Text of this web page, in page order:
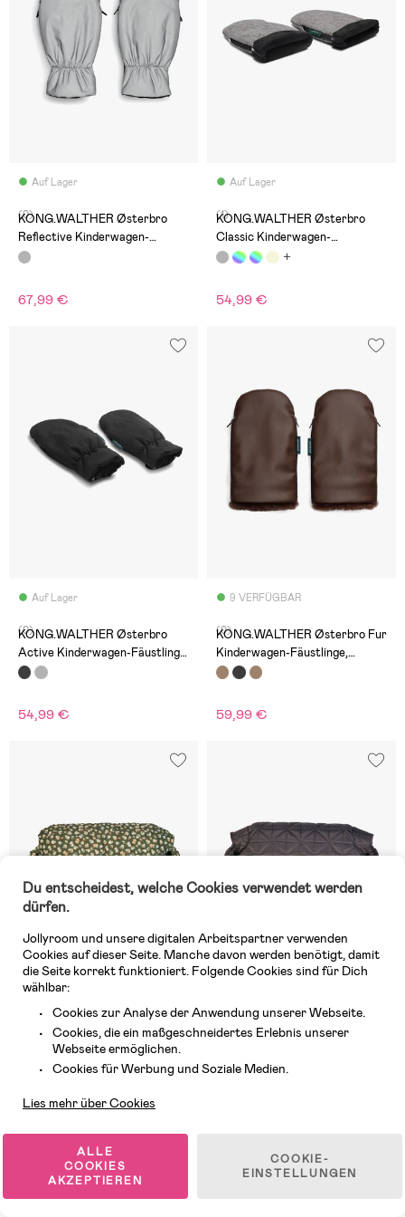
Auf Lager
(0)
KONG.WALTHER Østerbro
Reflective Kinderwagen-
Fäustlinge, Grey
67,99 €
Auf Lager
(1)
KONG.WALTHER Østerbro
Classic Kinderwagen-
Fäustlinge, Grey Morning
54,99 €
Auf Lager
(0)
KONG.WALTHER Østerbro
Active Kinderwagen-Fäustlinge,
Schwarz
54,99 €
9 VERFÜGBAR
(0)
KONG.WALTHER Østerbro Fur
Kinderwagen-Fäustlinge,
Chocolate Brown
59,99 €
Auf Lager
Oh, Poppy! Luna Quilted
Handwärmer, Poppy Forest
45,99 €
7 VERFÜGBAR
Handwärmer, Anthracite Gray
Du entscheidest, welche Cookies verwendet werden
dürfen.
Jollyroom und unsere digitalen Arbeitspartner verwenden
Cookies auf dieser Seite. Manche davon werden benötigt, damit
die Seite korrekt funktioniert. Folgende Cookies sind für Dich
wählbar:
Cookies zur Analyse der Anwendung unserer Webseite.
Cookies, die ein maßgeschneidertes Erlebnis unserer
Webseite ermöglichen.
Cookies für Werbung und Soziale Medien.
Lies mehr über Cookies
ALLE
COOKIES
AKZEPTIEREN
COOKIE-
EINSTELLUNGEN